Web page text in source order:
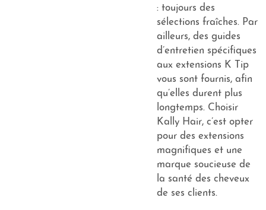
: toujours des
sélections fraîches. Par
ailleurs, des guides
d’entretien spécifiques
aux extensions K Tip
vous sont fournis, afin
qu’elles durent plus
longtemps. Choisir
Kally Hair, c’est opter
pour des extensions
magnifiques et une
marque soucieuse de
la santé des cheveux
de ses clients.